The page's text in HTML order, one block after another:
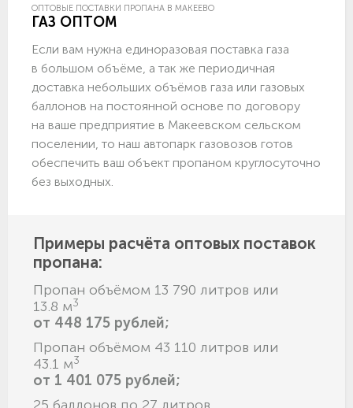
ОПТОВЫЕ ПОСТАВКИ ПРОПАНА В МАКЕЕВО
ГАЗ ОПТОМ
Если вам нужна единоразовая поставка газа
в большом объёме, а так же периодичная
доставка небольших объёмов газа или газовых
баллонов на постоянной основе по договору
на ваше предприятие в Макеевском сельском
поселении, то наш автопарк газовозов готов
обеспечить ваш объект пропаном круглосуточно
без выходных.
Примеры расчёта оптовых поставок
пропана:
Пропан объёмом 13 790 литров или
13.8 м3
от 448 175 рублей;
Пропан объёмом 43 110 литров или
43.1 м3
от 1 401 075 рублей;